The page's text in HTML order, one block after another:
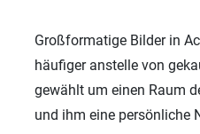
Großformatige Bilder in
häufiger anstelle von
gewählt um einen Raum
und ihm eine persönliche